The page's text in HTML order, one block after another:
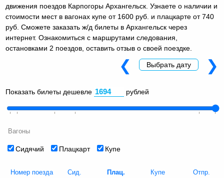
движения поездов Карпогоры Архангельск. Узнаете о наличии и
стоимости мест в вагонах купе от 1600 руб. и плацкарте от 740
руб. Сможете заказать ж/д билеты в Архангельск через
интернет. Ознакомиться с маршрутами следования,
остановками 2 поездов, оставить отзыв о своей поездке.
Показать билеты дешевле рублей
Вагоны
Сидячий Плацкарт Купе
❮ Выбрать дату ❯
Номер поезда Сид. Плац. Купе Отпр.